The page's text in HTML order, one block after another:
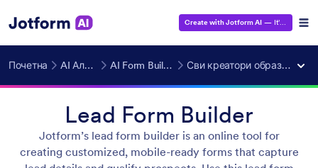
Create with Jotform AI — It's Free!
Почетна AI Алати AI Form Builder Сви креатори образаца
Lead Form Builder
Jotform’s lead form builder is an online tool for
creating customized, mobile-ready forms that capture